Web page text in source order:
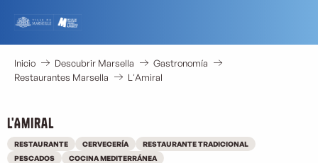
contenu
principal
Inicio Descubrir Marsella
Gastronomía
Restaurantes Marsella
L'Amiral
L'Amiral
RESTAURANTE CERVECERÍA
RESTAURANTE TRADICIONAL
PESCADOS
COCINA MEDITERRÁNEA